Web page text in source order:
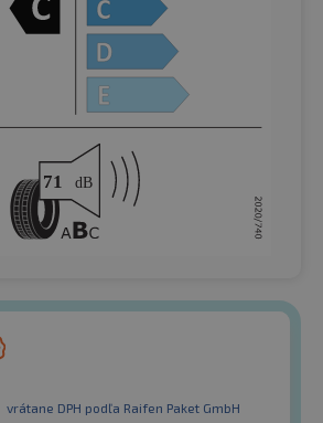
vrátane DPH podľa Raifen Paket GmbH